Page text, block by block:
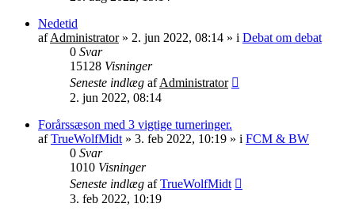
Nedetid
afAdministrator» 2. jun 2022, 08:14 » i Debat om debat
0 Svar
15128 Visninger
Seneste indlæg afAdministrator
2. jun 2022, 08:14
Forårssæson med 3 vigtige turneringer.
afTrueWolfMidt » 3. feb 2022, 10:19 » i FCM & BW
0 Svar
1010 Visninger
Seneste indlæg afTrueWolfMidt
3. feb 2022, 10:19